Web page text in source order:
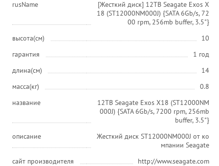
rusName
[Жесткий диск] 12TB Seagate Exos X
18 (ST12000NM000J) {SATA 6Gb/s, 72
00 rpm, 256mb buffer, 3.5"}
высота(см)
10
гарантия
1 год
длина(см)
14
масса(кг)
0.8
название
12TB Seagate Exos X18 (ST12000NM
000J) {SATA 6Gb/s, 7200 rpm, 256mb
buffer, 3.5"}
описание
Жесткий диск ST12000NM000J от ко
мпании Seagate
сайт производителя
http://www.seagate.com